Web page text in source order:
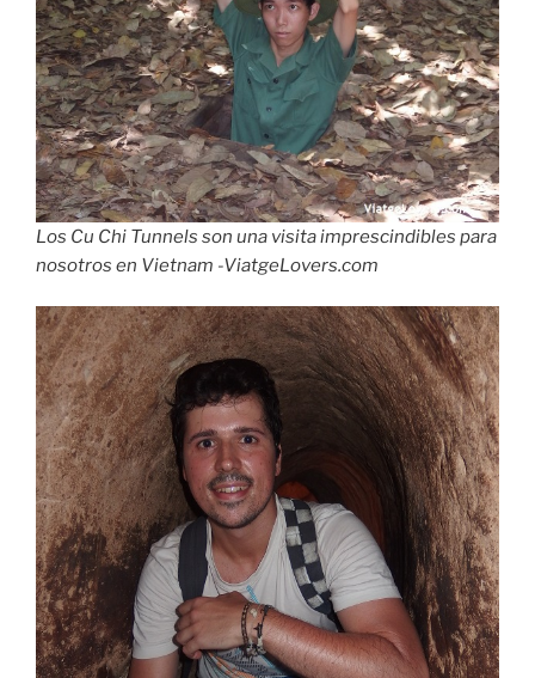
Los Cu Chi Tunnels son una visita imprescindibles para
nosotros en Vietnam -ViatgeLovers.com